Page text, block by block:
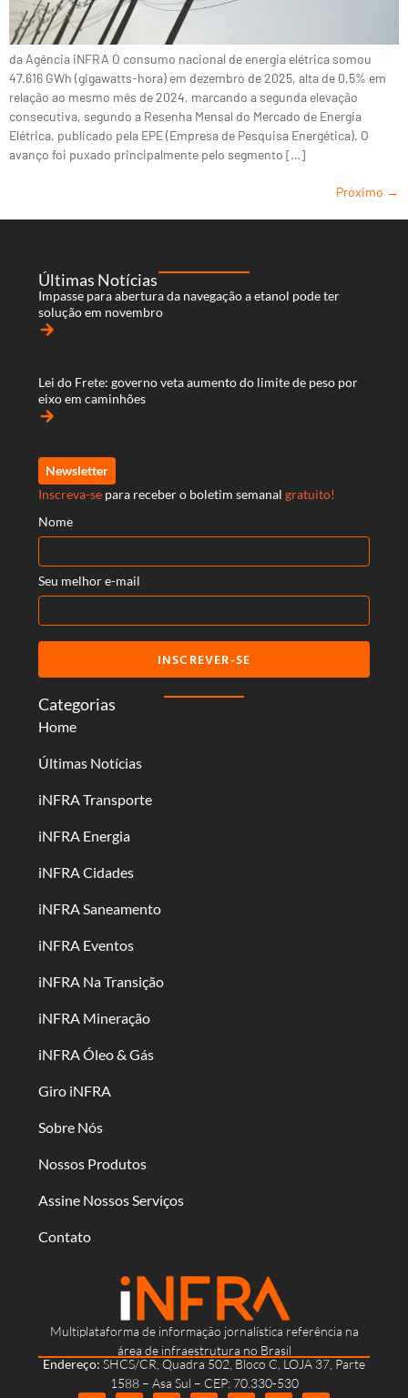
da Agência iNFRA O consumo nacional de energia elétrica somou
47.616 GWh (gigawatts-hora) em dezembro de 2025, alta de 0,5% em
relação ao mesmo mês de 2024, marcando a segunda elevação
consecutiva, segundo a Resenha Mensal do Mercado de Energia
Elétrica, publicado pela EPE (Empresa de Pesquisa Energética). O
avanço foi puxado principalmente pelo segmento […]
Próximo →
Multiplataforma de informação jornalística referência na
área de infraestrutura no Brasil
Endereço: SHCS/CR, Quadra 502, Bloco C, LOJA 37, Parte
1588 – Asa Sul – CEP: 70.330-530
Categorias
Home
Últimas Notícias
iNFRA Transporte
iNFRA Energia
iNFRA Cidades
iNFRA Saneamento
iNFRA Eventos
iNFRA Na Transição
iNFRA Mineração
iNFRA Óleo & Gás
Giro iNFRA
Sobre Nós
Nossos Produtos
Assine Nossos Serviços
Contato
Últimas Notícias
Impasse para abertura da navegação a etanol pode ter
solução em novembro
arrow_forward
Lei do Frete: governo veta aumento do limite de peso por
eixo em caminhões
arrow_forward
Newsletter
Inscreva-se para receber o boletim semanal gratuito!
Nome
Seu melhor e-mail
INSCREVER-SE